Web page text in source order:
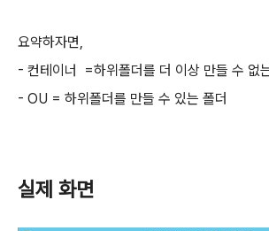
요약하자면,
- 컨테이너 =하위폴더를 더 이상 만들 수 없
- OU = 하위폴더를 만들 수 있는 폴더
실제 화면